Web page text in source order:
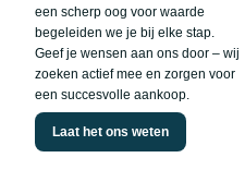
een scherp oog voor waarde
begeleiden we je bij elke stap.
Geef je wensen aan ons door – wij
zoeken actief mee en zorgen voor
een succesvolle aankoop.
Laat het ons weten